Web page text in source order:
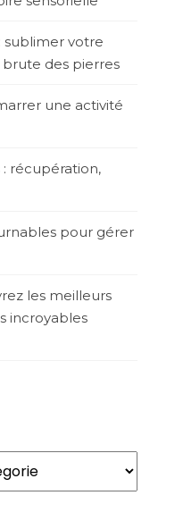
sublimer votre
des pierres
une activité
récupération,
pour gérer
les meilleurs
incroyables